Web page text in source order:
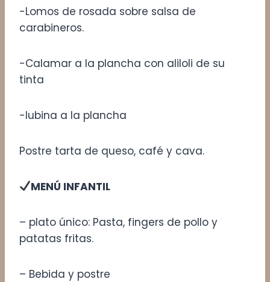
-Lomos de rosada sobre salsa de
carabineros.
-Calamar a la plancha con aliloli de su
tinta
-lubina a la plancha
Postre tarta de queso, café y cava.
MENÚ INFANTIL
– plato único: Pasta, fingers de pollo y
patatas fritas.
– Bebida y postre